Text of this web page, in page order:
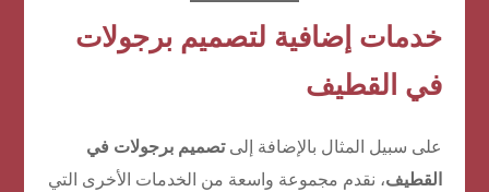
خدمات إضافية لتصميم برجولات
في القطيف
على سبيل المثال بالإضافة إلىتصميم برجولات في
القطيف، نقدم مجموعة واسعة من الخدمات الأخرى التي